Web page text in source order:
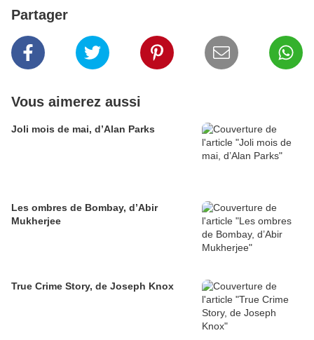
Partager
Vous aimerez aussi
Joli mois de mai, d’Alan Parks
Les ombres de Bombay, d’Abir
Mukherjee
True Crime Story, de Joseph Knox